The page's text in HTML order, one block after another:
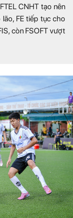
CNHT tạo nên
FE tiếp tục cho
còn FSOFT vượt